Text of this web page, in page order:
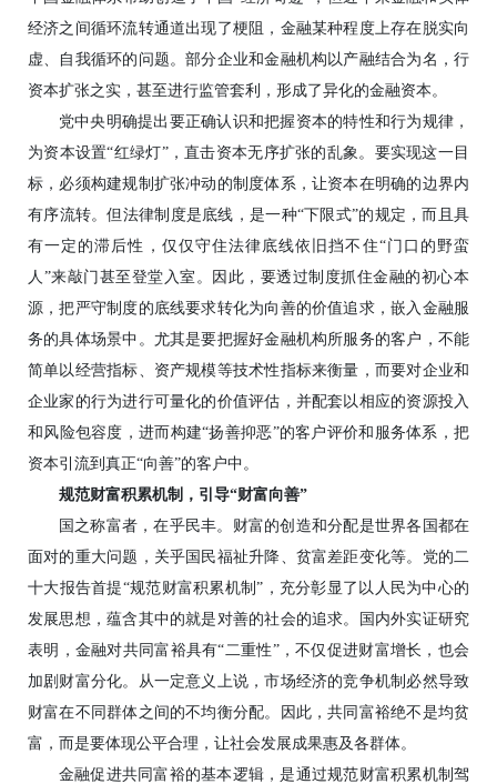
经济之间循环流转通道出现了梗阻，金融某种程度上存在脱实向
虚、自我循环的问题。部分企业和金融机构以产融结合为名，行
资本扩张之实，甚至进行监管套利，形成了异化的金融资本。
党中央明确提出要正确认识和把握资本的特性和行为规律，
为资本设置“红绿灯”，直击资本无序扩张的乱象。要实现这一目
标，必须构建规制扩张冲动的制度体系，让资本在明确的边界内
有序流转。但法律制度是底线，是一种“下限式”的规定，而且具
有一定的滞后性，仅仅守住法律底线依旧挡不住“门口的野蛮
人”来敲门甚至登堂入室。因此，要透过制度抓住金融的初心本
源，把严守制度的底线要求转化为向善的价值追求，嵌入金融服
务的具体场景中。尤其是要把握好金融机构所服务的客户，不能
简单以经营指标、资产规模等技术性指标来衡量，而要对企业和
企业家的行为进行可量化的价值评估，并配套以相应的资源投入
和风险包容度，进而构建“扬善抑恶”的客户评价和服务体系，把
资本引流到真正“向善”的客户中。
规范财富积累机制，引导“财富向善”
国之称富者，在乎民丰。财富的创造和分配是世界各国都在
面对的重大问题，关乎国民福祉升降、贫富差距变化等。党的二
十大报告首提“规范财富积累机制”，充分彰显了以人民为中心的
发展思想，蕴含其中的就是对善的社会的追求。国内外实证研究
表明，金融对共同富裕具有“二重性”，不仅促进财富增长，也会
加剧财富分化。从一定意义上说，市场经济的竞争机制必然导致
财富在不同群体之间的不均衡分配。因此，共同富裕绝不是均贫
富，而是要体现公平合理，让社会发展成果惠及各群体。
金融促进共同富裕的基本逻辑，是通过规范财富积累机制驾